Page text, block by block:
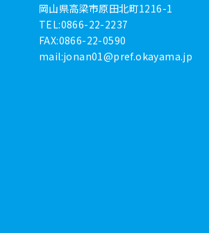
岡山県高梁市原田北町1216-1
TEL:0866-22-2237
FAX:0866-22-0590
mail:jonan01@pref.okayama.jp